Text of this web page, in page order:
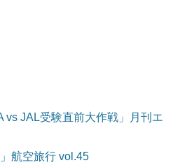
vs JAL受験直前大作戦」月刊エ
航空旅行 vol.45